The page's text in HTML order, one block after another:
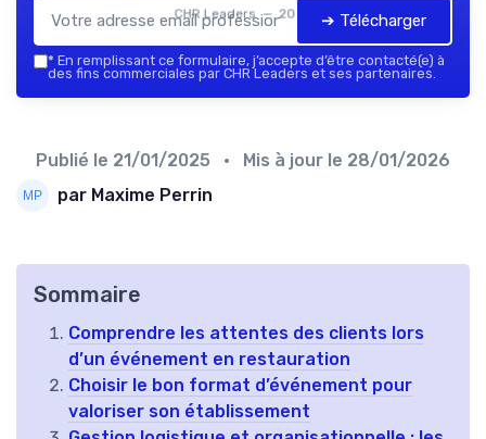
CHR Leaders — 2026 ➔ Télécharger
* En remplissant ce formulaire, j’accepte d’être contacté(e) à
des fins commerciales par CHR Leaders et ses partenaires.
Publié le 21/01/2025 • Mis à jour le 28/01/2026
par Maxime Perrin
Sommaire
Comprendre les attentes des clients lors
d’un événement en restauration
Choisir le bon format d’événement pour
valoriser son établissement